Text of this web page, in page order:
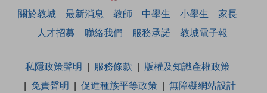
關於教城 最新消息 教師 中學生 小學生
家長
人才招募
聯絡我們 服務承諾 教城電子報
私隱政策聲明 服務條款
版權及知識產權政策
免責聲明
促進種族平等政策 無障礙網站設計